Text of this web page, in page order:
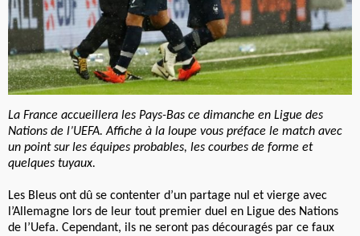
La France accueillera les Pays-Bas ce dimanche en Ligue des
Nations de l’UEFA. Affiche à la loupe vous préface le match avec
un point sur les équipes probables, les courbes de forme et
quelques tuyaux.
Les Bleus ont dû se contenter d’un partage nul et vierge avec
l’Allemagne lors de leur tout premier duel en Ligue des Nations
de l’Uefa. Cependant, ils ne seront pas découragés par ce faux